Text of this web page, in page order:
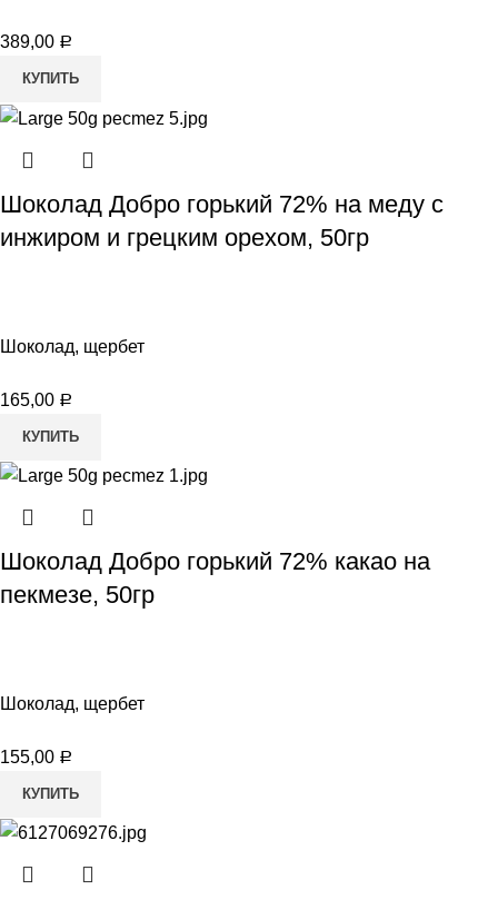
389,00 Р
КУПИТЬ
Шоколад Добро горький 72% на меду с
инжиром и грецким орехом, 50гр
Шоколад, щербет
165,00 Р
КУПИТЬ
Шоколад Добро горький 72% какао на
пекмезе, 50гр
Шоколад, щербет
155,00 Р
КУПИТЬ